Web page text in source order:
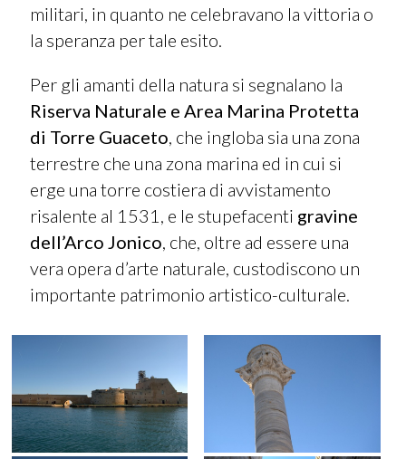
militari, in quanto ne celebravano la vittoria o
la speranza per tale esito.
Per gli amanti della natura si segnalano la
Riserva Naturale e Area Marina Protetta
di Torre Guaceto, che ingloba sia una zona
terrestre che una zona marina ed in cui si
erge una torre costiera di avvistamento
risalente al 1531, e le stupefacenti gravine
dell’Arco Jonico, che, oltre ad essere una
vera opera d’arte naturale, custodiscono un
importante patrimonio artistico-culturale.